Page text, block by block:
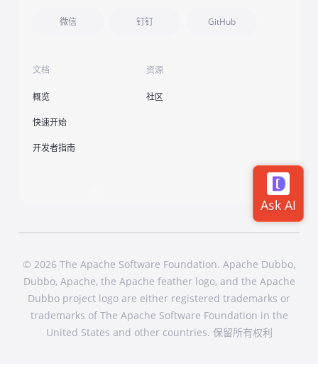
微信 钉钉 GitHub
文档
概览
快速开始
开发者指南
资源
社区
© 2026 The Apache Software Foundation. Apache Dubbo,
Dubbo, Apache, the Apache feather logo, and the Apache
Dubbo project logo are either registered trademarks or
trademarks of The Apache Software Foundation in the
United States and other countries. 保留所有权利